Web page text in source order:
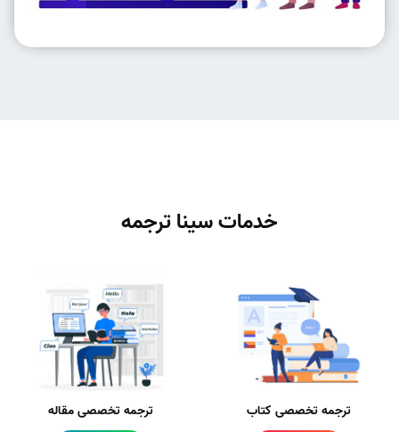
خدمات سینا ترجمه
ترجمه تخصصی کتاب ترجمه تخصصی مقاله